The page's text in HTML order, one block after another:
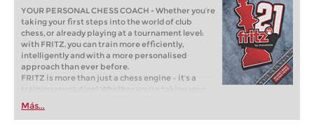
YOUR PERSONAL CHESS COACH - Whether you’re
taking your first steps into the world of club
chess, or already playing at a tournament level:
with FRITZ, you can train more efficiently,
intelligently and with a more personalised
approach than ever before.
FRITZ is more than just a chess engine – it’s a
training revolution! Whether you’re taking your
first steps into the world of club chess, or already
playing at a tournament level: with FRITZ, you can
train more efficiently, intelligently and with a
Más...